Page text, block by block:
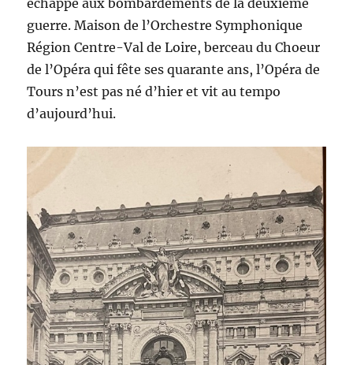
échappé aux bombardements de la deuxième
guerre. Maison de l’Orchestre Symphonique
Région Centre-Val de Loire, berceau du Choeur
de l’Opéra qui fête ses quarante ans, l’Opéra de
Tours n’est pas né d’hier et vit au tempo
d’aujourd’hui.